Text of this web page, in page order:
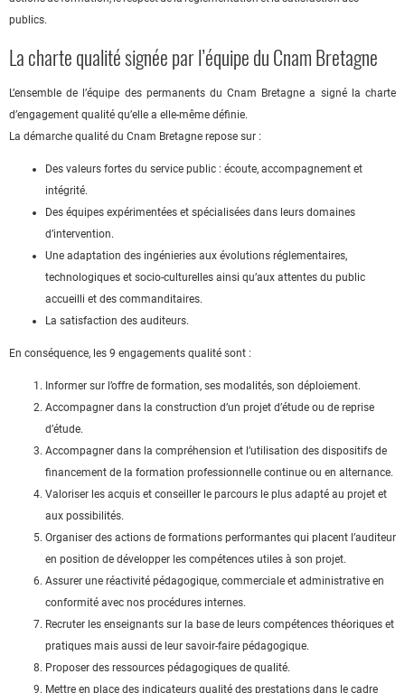
publics.
La charte qualité signée par l’équipe du Cnam Bretagne
L’ensemble de l’équipe des permanents du Cnam Bretagne a signé la charte
d’engagement qualité qu’elle a elle-même définie.
La démarche qualité du Cnam Bretagne repose sur :
Des valeurs fortes du service public : écoute, accompagnement et
intégrité.
Des équipes expérimentées et spécialisées dans leurs domaines
d’intervention.
Une adaptation des ingénieries aux évolutions réglementaires,
technologiques et socio-culturelles ainsi qu’aux attentes du public
accueilli et des commanditaires.
La satisfaction des auditeurs.
En conséquence, les 9 engagements qualité sont :
Informer sur l’offre de formation, ses modalités, son déploiement.
Accompagner dans la construction d’un projet d’étude ou de reprise
d’étude.
Accompagner dans la compréhension et l’utilisation des dispositifs de
financement de la formation professionnelle continue ou en alternance.
Valoriser les acquis et conseiller le parcours le plus adapté au projet et
aux possibilités.
Organiser des actions de formations performantes qui placent l’auditeur
en position de développer les compétences utiles à son projet.
Assurer une réactivité pédagogique, commerciale et administrative en
conformité avec nos procédures internes.
Recruter les enseignants sur la base de leurs compétences théoriques et
pratiques mais aussi de leur savoir-faire pédagogique.
Proposer des ressources pédagogiques de qualité.
Mettre en place des indicateurs qualité des prestations dans le cadre